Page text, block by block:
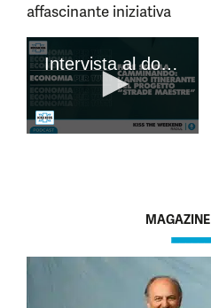
affascinante iniziativa
MAGAZINE